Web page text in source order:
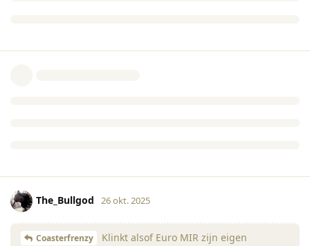
The_Bullgod 26 okt. 2025
Coasterfrenzy
Klinkt alsof Euro MIR zijn eigen